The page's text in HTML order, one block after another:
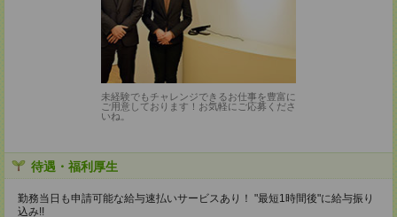
未経験でもチャレンジできるお仕事を豊富に
ご用意しております！お気軽にご応募くださ
いね。
待遇・福利厚生
勤務当日も申請可能な給与速払いサービスあり！ "最短1時間後"に給与振り
込み!!